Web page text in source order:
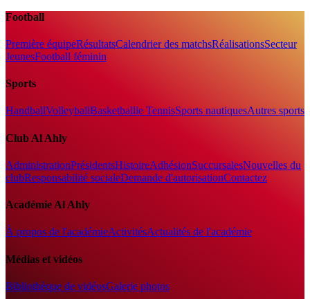
Football
Première équipeRésultatsCalendrier des matchsRéalisationsSecteur
JeunesFootball féminin
Sports
HandballVolleyballBasketballle TennisSports nautiquesAutres sports
Club Al Ahly
AdministrationPrésidentsHistoireAdhésionSuccursalesNouvelles du
clubResponsabilité socialeDemande d'autorisationContactez
Académie Al Ahly
À propos de l'académieActivitésActualités de l'académie
Médias et vidéos
Bibliothèque de vidéosGalerie photos